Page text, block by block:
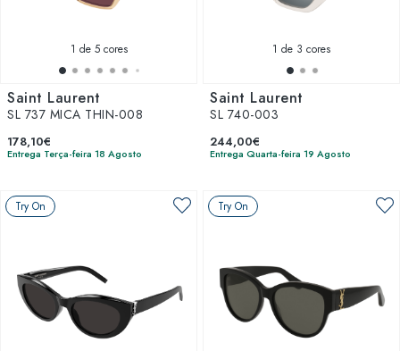
1 de 5 cores
Saint Laurent
SL 737 MICA THIN-008
178,10€
Entrega Terça-feira 18 Agosto
1 de 3 cores
Saint Laurent
SL 740-003
244,00€
Entrega Quarta-feira 19 Agosto
Try On Try On